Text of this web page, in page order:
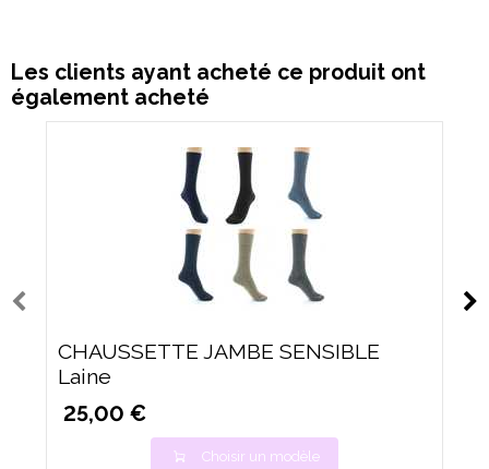
Les clients ayant acheté ce produit ont
également acheté
CHAUSSETTE JAMBE SENSIBLE
Laine
25,00 €
Choisir un modèle